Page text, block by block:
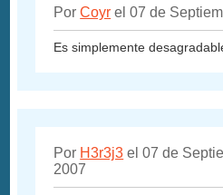
PorCoyr el 07 de
Es simplemente
Por H3r3j3 el 07 de
2007